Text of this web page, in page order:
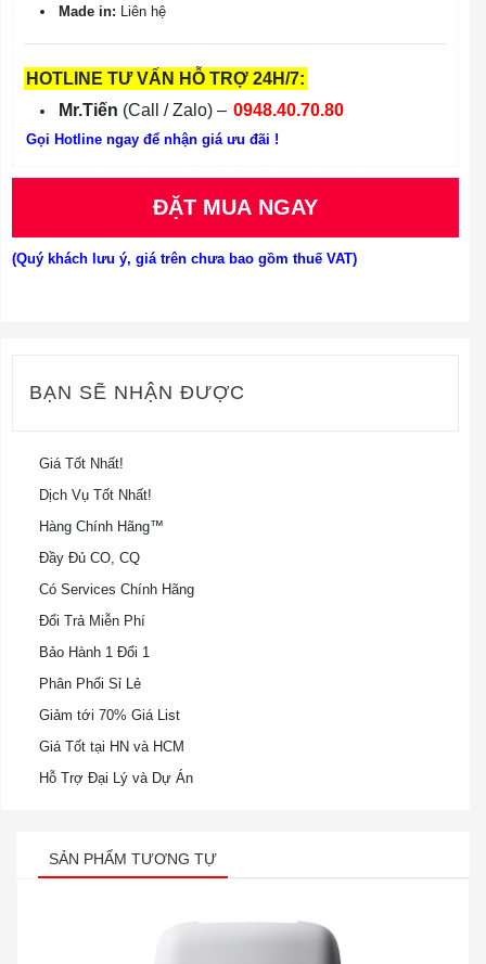
Made in: Liên hệ
HOTLINE TƯ VẤN HỖ TRỢ 24H/7:
Mr.Tiến (Call / Zalo) – 0948.40.70.80
Gọi Hotline ngay để nhận giá ưu đãi !
ĐẶT MUA NGAY
(Quý khách lưu ý, giá trên chưa bao gồm thuế VAT)
BẠN SẼ NHẬN ĐƯỢC
Giá Tốt Nhất!
Dịch Vụ Tốt Nhất!
Hàng Chính Hãng™
Đầy Đủ CO, CQ
Có Services Chính Hãng
Đổi Trả Miễn Phí
Bảo Hành 1 Đổi 1
Phân Phối Sỉ Lẻ
Giảm tới 70% Giá List
Giá Tốt tại HN và HCM
Hỗ Trợ Đại Lý và Dự Án
SẢN PHẨM TƯƠNG TỰ